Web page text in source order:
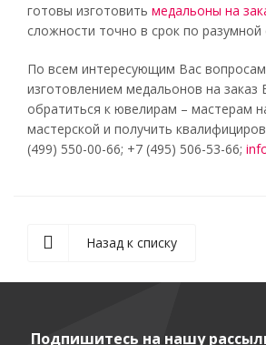
готовы изготовить медальоны на
сложности точно в срок по разумной
По всем интересующим Вас
изготовлением медальонов на
обратиться к ювелирам – мастерам
мастерской и получить
(499) 550-00-66; +7 (495) 506-53-66;
Назад к списку
Подпишитесь на нашу